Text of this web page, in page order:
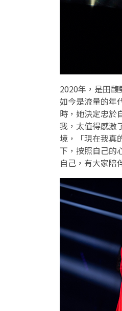
2020年，是田馥
如今是流量的年
時，她決定忠於
我，太值得感激
境，「現在我真
下，按照自己的
自己，有大家陪